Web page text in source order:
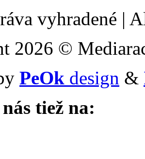
vyhradené |
2026 ©
PeOk design &
tiež na: